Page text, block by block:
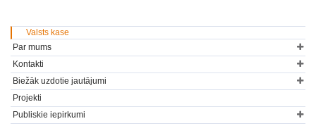
Valsts kase
Par mums
Kontakti
Biežāk uzdotie jautājumi
Projekti
Publiskie iepirkumi